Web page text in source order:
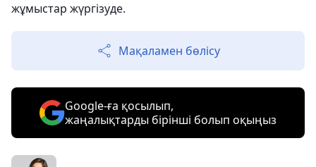
жұмыстар жүргізуде.
Мақаламен бөлісу
Google-ға қосылып,
жаңалықтарды бірінші болып оқыңыз